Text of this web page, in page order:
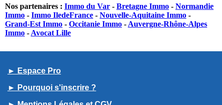
Nos partenaires : Immo du Var - Bretagne Immo - Normandie
Immo - Immo IledeFrance - Nouvelle-Aquitaine Immo -
Grand-Est Immo - Occitanie Immo - Auvergne-Rhône-Alpes
Immo - Avocat Lille
► Espace Pro
► Pourquoi s'inscrire ?